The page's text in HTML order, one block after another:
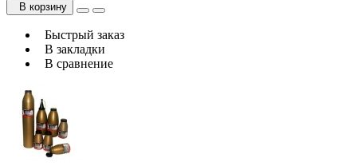
В корзину
Быстрый заказ
В закладки
В сравнение